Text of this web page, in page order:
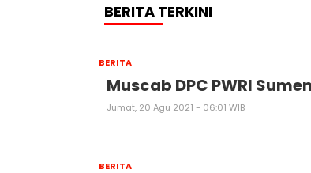
BERITA TERKINI
BERITA
Muscab DPC PWRI
Jumat, 20 Agu 2021 - 06:01 WIB
BERITA